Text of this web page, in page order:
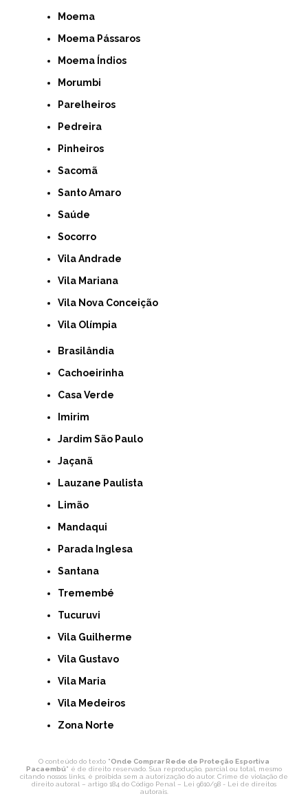
Moema
Moema Pássaros
Moema Índios
Morumbi
Parelheiros
Pedreira
Pinheiros
Sacomã
Santo Amaro
Saúde
Socorro
Vila Andrade
Vila Mariana
Vila Nova Conceição
Vila Olímpia
Brasilândia
Cachoeirinha
Casa Verde
Imirim
Jardim São Paulo
Jaçanã
Lauzane Paulista
Limão
Mandaqui
Parada Inglesa
Santana
Tremembé
Tucuruvi
Vila Guilherme
Vila Gustavo
Vila Maria
Vila Medeiros
Zona Norte
O conteúdo do texto "Onde Comprar Rede de Proteção Esportiva
Pacaembú" é de direito reservado. Sua reprodução, parcial ou total, mesmo
citando nossos links, é proibida sem a autorização do autor. Crime de violação de
direito autoral – artigo 184 do Código Penal – Lei 9610/98 - Lei de direitos
autorais.